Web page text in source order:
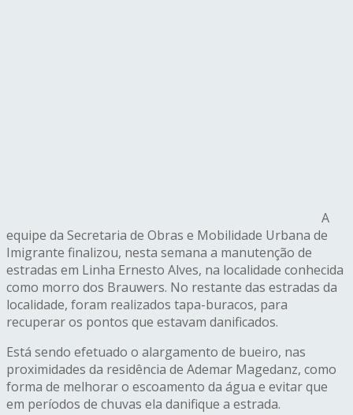
A
equipe da Secretaria de Obras e Mobilidade Urbana de
Imigrante finalizou, nesta semana a manutenção de
estradas em Linha Ernesto Alves, na localidade conhecida
como morro dos Brauwers. No restante das estradas da
localidade, foram realizados tapa-buracos, para
recuperar os pontos que estavam danificados.
Está sendo efetuado o alargamento de bueiro, nas
proximidades da residência de Ademar Magedanz, como
forma de melhorar o escoamento da água e evitar que
em períodos de chuvas ela danifique a estrada.